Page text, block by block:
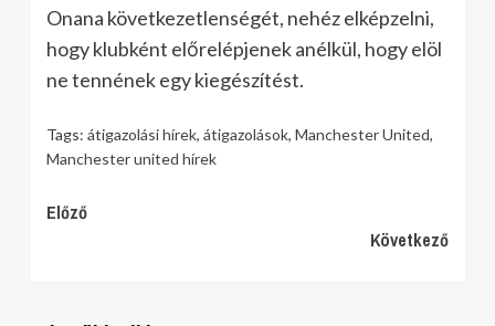
Onana következetlenségét, nehéz elképzelni,
hogy klubként előrelépjenek anélkül, hogy elöl
ne tennének egy kiegészítést.
Tags: átigazolási hírek, átigazolások, Manchester United,
Manchester united hírek
Continue
Előző
Következő